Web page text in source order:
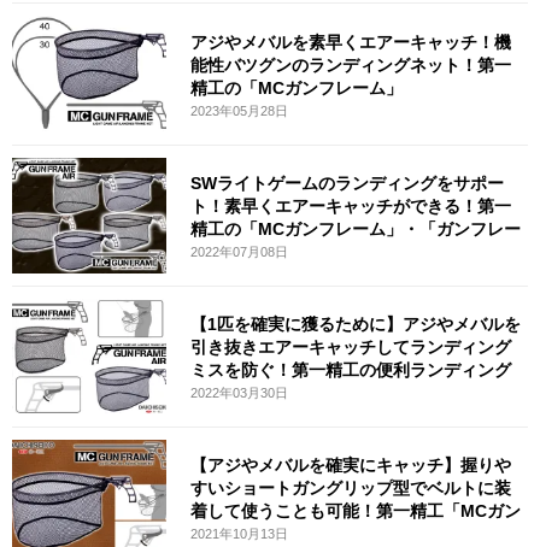
アジやメバルを素早くエアーキャッチ！機
能性バツグンのランディングネット！第一
精工の「MCガンフレーム」
2023年05月28日
SWライトゲームのランディングをサポー
ト！素早くエアーキャッチができる！第一
精工の「MCガンフレーム」・「ガンフレー
2022年07月08日
【1匹を確実に獲るために】アジやメバルを
引き抜きエアーキャッチしてランディング
ミスを防ぐ！第一精工の便利ランディング
2022年03月30日
【アジやメバルを確実にキャッチ】握りや
すいショートガングリップ型でベルトに装
着して使うことも可能！第一精工「MCガン
2021年10月13日